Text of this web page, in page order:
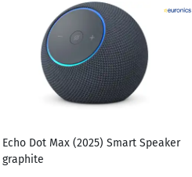
Echo Dot Max (2025) Smart Speaker
graphite